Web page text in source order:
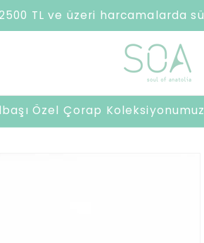
TL ve üzeri harcamalarda
Özel Çorap